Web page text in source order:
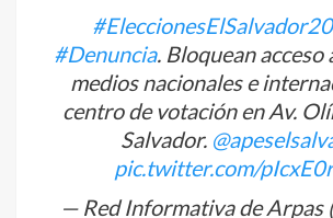
#Denuncia. Bloquean acceso
medios nacionales e
centro de votación en Av.
Salvador.
pic.twitter.com/
— Red Informativa de Arpas